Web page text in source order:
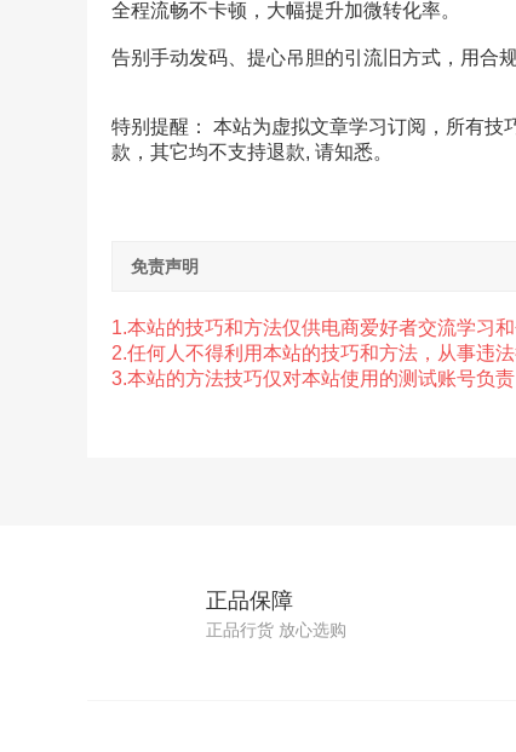
全程流畅不卡顿，大幅提升加微转化率。
告别手动发码、提心吊胆的引流旧方式，用合
特别提醒： 本站为虚拟文章学习订阅，所有
款，其它均不支持退款, 请知悉。
免责声明
1.本站的技巧和方法仅供电商爱好者交流学习和
2.任何人不得利用本站的技巧和方法，从事违
3.本站的方法技巧仅对本站使用的测试账号负
正品保障
正品行货 放心选购